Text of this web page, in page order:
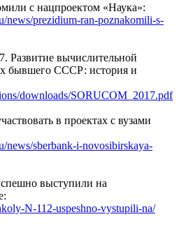
с нацпроектом «Наука»:
news/prezidium-ran-poznakomili-s-
вычислительной
бывшего СССР: история и
downloads/SORUCOM_2017.pdf
в проектах с вузами
news/sberbank-i-novosibirskaya-
выступили на
N-112-uspeshno-vystupili-na/